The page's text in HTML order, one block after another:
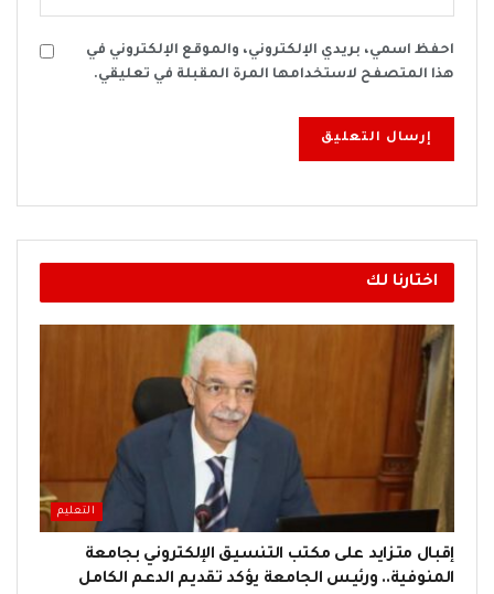
احفظ اسمي، بريدي الإلكتروني، والموقع الإلكتروني في
هذا المتصفح لاستخدامها المرة المقبلة في تعليقي.
اختارنا لك
التعليم
إقبال متزايد على مكتب التنسيق الإلكتروني بجامعة
المنوفية.. ورئيس الجامعة يؤكد تقديم الدعم الكامل